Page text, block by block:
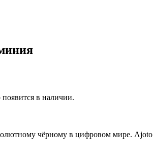
появится в наличии.
чёрному в цифровом мире.